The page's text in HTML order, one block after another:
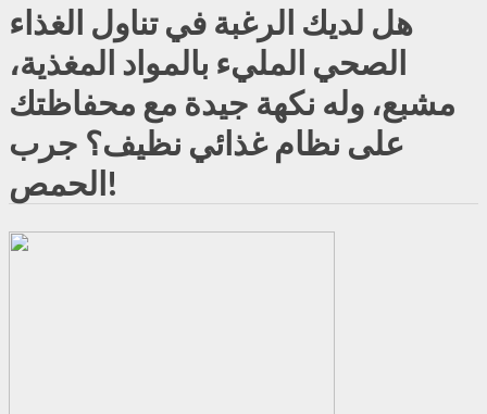
هل لديك الرغبة في تناول الغذاء
الصحي المليء بالمواد المغذية،
مشبع، وله نكهة جيدة مع محفاظتك
على نظام غذائي نظيف؟ جرب
الحمص!